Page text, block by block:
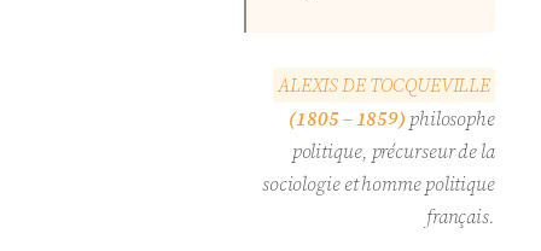
ALEXISDE TOCQUEVILLE
(1805 – 1859) philosophe
politique, précurseur de la
sociologie et homme politique
français.